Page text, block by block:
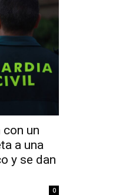
un
a una
y se dan
0